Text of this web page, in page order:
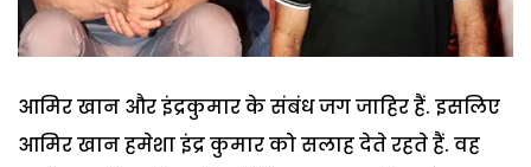
आमिर खान और इंद्रकुमार के संबंध जग जाहिर हैं. इसलिए
आमिर खान हमेशा इंद्र कुमार को सलाह देते रहते हैं. वह